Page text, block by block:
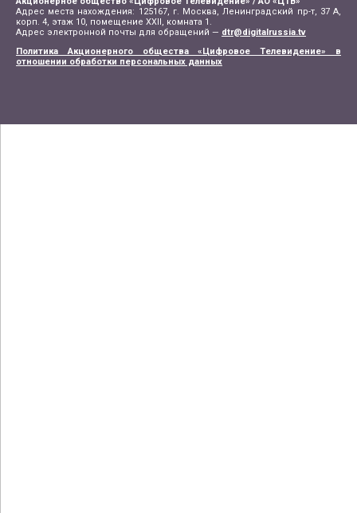
Адрес места нахождения: 125167, г. Москва, Ленинградский пр-т, 37 А,
корп. 4, этаж 10, помещение XXII, комната 1.
Адрес электронной почты для обращений — dtr@digitalrussia.tv
Политика Акционерного общества «Цифровое Телевидение» в
отношении обработки персональных данных